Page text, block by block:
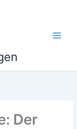
Der